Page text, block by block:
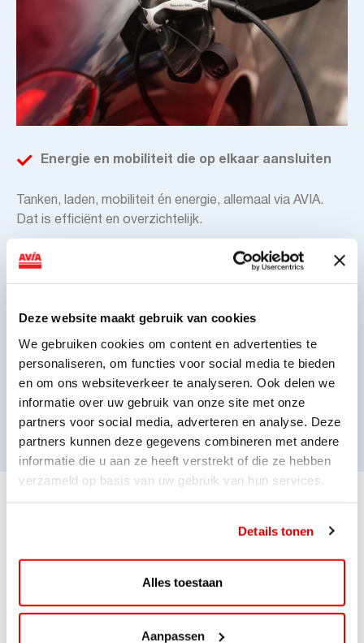
Deze website maakt gebruik van cookies
We gebruiken cookies om content en advertenties te
personaliseren, om functies voor social media te bieden
en om ons websiteverkeer te analyseren. Ook delen we
informatie over uw gebruik van onze site met onze
partners voor social media, adverteren en analyse. Deze
partners kunnen deze gegevens combineren met andere
informatie die u aan ze heeft verstrekt of die ze hebben
verzameld op basis van uw gebruik van hun services.
Details tonen
Alles toestaan
Aanpassen
Energie en mobiliteit die op elkaar aansluiten
Tanken, laden, mobiliteit én energie, allemaal via AVIA.
Dat is efficiënt en overzichtelijk.
Persoonlijke service
Meer dan alleen levering
We leveren niet alleen stroom, maar helpen je ook om
slimmer met energie om te gaan. Zodat je kosten
beheersbaar blijven.